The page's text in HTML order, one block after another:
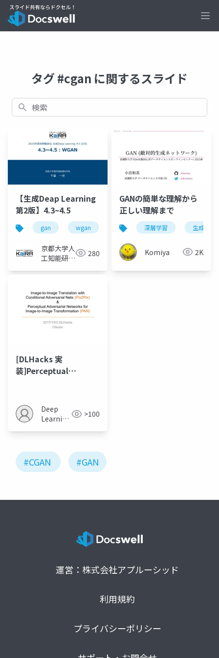
タグ #cgan に関するスライド
検索
【生成Deap Learning
第2版】4.3~4.5
gan wgan cgan
京都大学人
工知能研究
280
GANの簡単な理解から
正しい理解まで
深層学習 生成モデ
Komiya 2K
[DLHacks 実
装]Perceptual
to-Image
Transformation
Deep
Learning
>100
#CGAN #GAN
運営：株式会社アプルーシッド
利用規約
プライバシーポリシー